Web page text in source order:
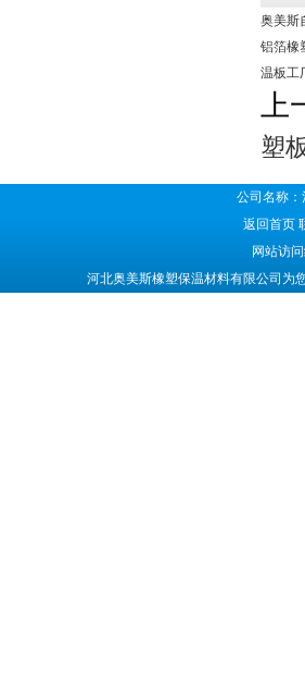
奥美斯
铝箔橡
温板工
上
塑
公司名称
返回首页
网站访
河北奥美斯橡塑保温材料有限公司为